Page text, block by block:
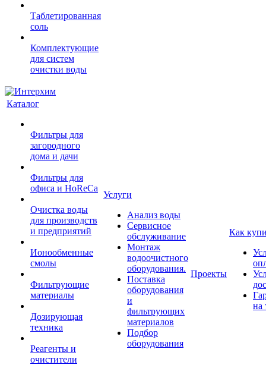
Таблетированная
соль
Комплектующие
для систем
очистки воды
Каталог
Фильтры для
загородного
дома и дачи
Фильтры для
офиса и HoReCa
Очистка воды
для производств
и предприятий
Ионообменные
смолы
Фильтрующие
материалы
Дозирующая
техника
Реагенты и
очистители
Услуги
Анализ воды
Сервисное
обслуживание
Монтаж
водоочистного
оборудования.
Поставка
оборудования
и
фильтрующих
материалов
Подбор
оборудования
Проекты
Как
на